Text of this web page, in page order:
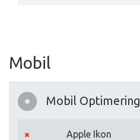
Mobil
Mobil Optimering
Apple Ikon